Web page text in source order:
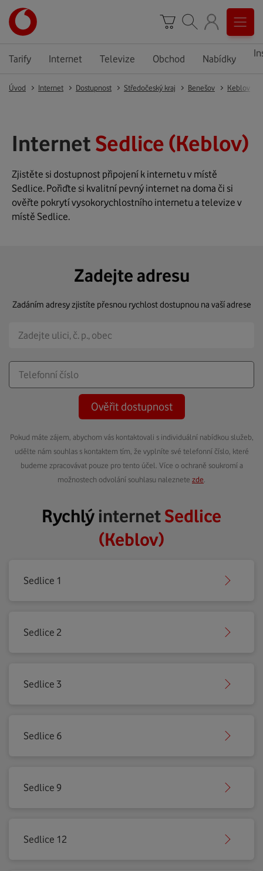
Tarify Internet Televize Obchod Nabídky
Úvod Internet Dostupnost Středočeský kraj Benešov Keblov
Internet Sedlice (Keblov)
Zjistěte si dostupnost připojení k internetu v místě
Sedlice. Pořiďte si kvalitní pevný internet na doma či si
ověřte pokrytí vysokorychlostního internetu a televize v
místě Sedlice.
Zadejte adresu
Zadáním adresy zjistíte přesnou rychlost dostupnou na vaší adrese
Ověřit dostupnost
Pokud máte zájem, abychom vás kontaktovali s individuální nabídkou služeb,
udělte nám souhlas s kontaktem tím, že vyplníte své telefonní číslo, které
budeme zpracovávat pouze pro tento účel. Více o ochraně soukromí a
možnostech odvolání souhlasu naleznete zde
RychlýinternetSedlice
(Keblov)
Sedlice 1
Sedlice 2
Sedlice 3
Sedlice 6
Sedlice 9
Sedlice 12